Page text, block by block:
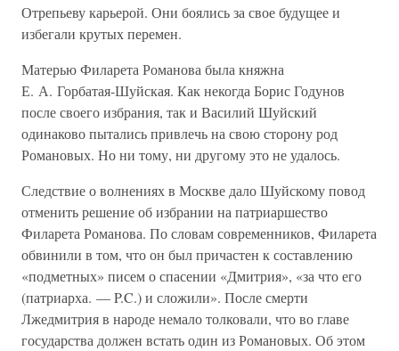
Отрепьеву карьерой. Они боялись за свое будущее и
избегали крутых перемен.
Матерью Филарета Романова была княжна
Е. А. Горбатая-Шуйская. Как некогда Борис Годунов
после своего избрания, так и Василий Шуйский
одинаково пытались привлечь на свою сторону род
Романовых. Но ни тому, ни другому это не удалось.
Следствие о волнениях в Москве дало Шуйскому повод
отменить решение об избрании на патриаршество
Филарета Романова. По словам современников, Филарета
обвинили в том, что он был причастен к составлению
«подметных» писем о спасении «Дмитрия», «за что его
(патриарха. — P.C.) и сложили». После смерти
Лжедмитрия в народе немало толковали, что во главе
государства должен встать один из Романовых. Об этом